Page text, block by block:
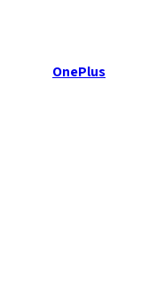
OnePlus